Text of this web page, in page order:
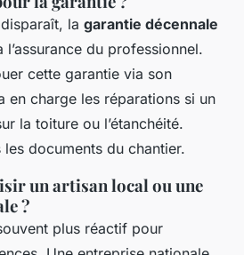
la garantie décennale
du professionnel.
cette garantie via son
en charge les réparations si un
la toiture ou l’étanchéité.
documents du chantier.
un artisan local ou une
?
plus réactif pour